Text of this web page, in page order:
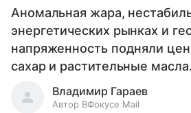
Аномальная жара,
энергетических рынках и
напряженность подняли
сахар и растительные масла.
Владимир Гараев
Автор ВФокусе Mail